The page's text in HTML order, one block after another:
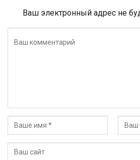
Ваш электронный адрес не